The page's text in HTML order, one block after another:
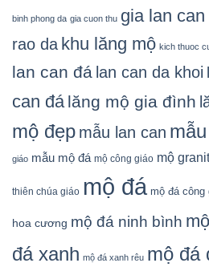
binh phong da gia cuon thu gia lan can
rao da khu lăng mộ kich thuoc
lan can đá lan can da khoi
can đá lăng mộ gia đình
mộ đẹp mẫu lan can
giáo mẫu mộ đá mộ công giáo mộ
thiên chúa giáo mộ đá mộ đá công
hoa cương mộ đá ninh bình
đá xanh mộ đá xanh rêu mộ đá